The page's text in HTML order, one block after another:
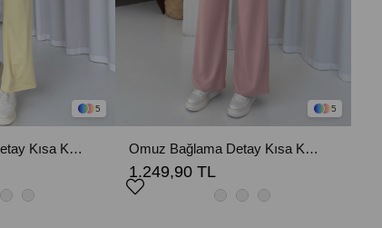
5
Omuz Bağlama Detay Kısa Kollu Eşofman Takım - Sarı
5
Omuz Bağlama Detay Kısa Kollu Eşofman Takım - Pembe
1.249,90 TL